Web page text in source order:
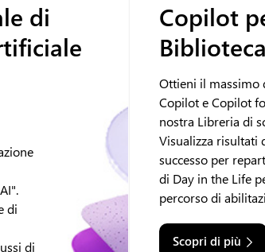
di
di
di
Copilot
Ottieni il massimo
Copilot e Copilot
nostra Libreria di
Visualizza risultati
successo per
di Day in the Life
percorso di
Scopri di più